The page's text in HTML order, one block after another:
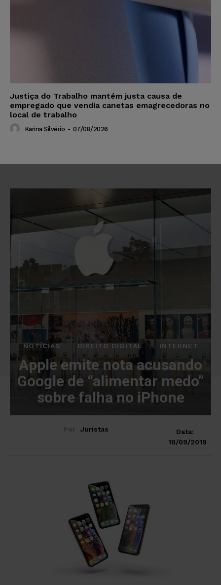
Justiça do Trabalho mantém justa causa de
empregado que vendia canetas emagrecedoras no
local de trabalho
Karina Silvério - 07/08/2026